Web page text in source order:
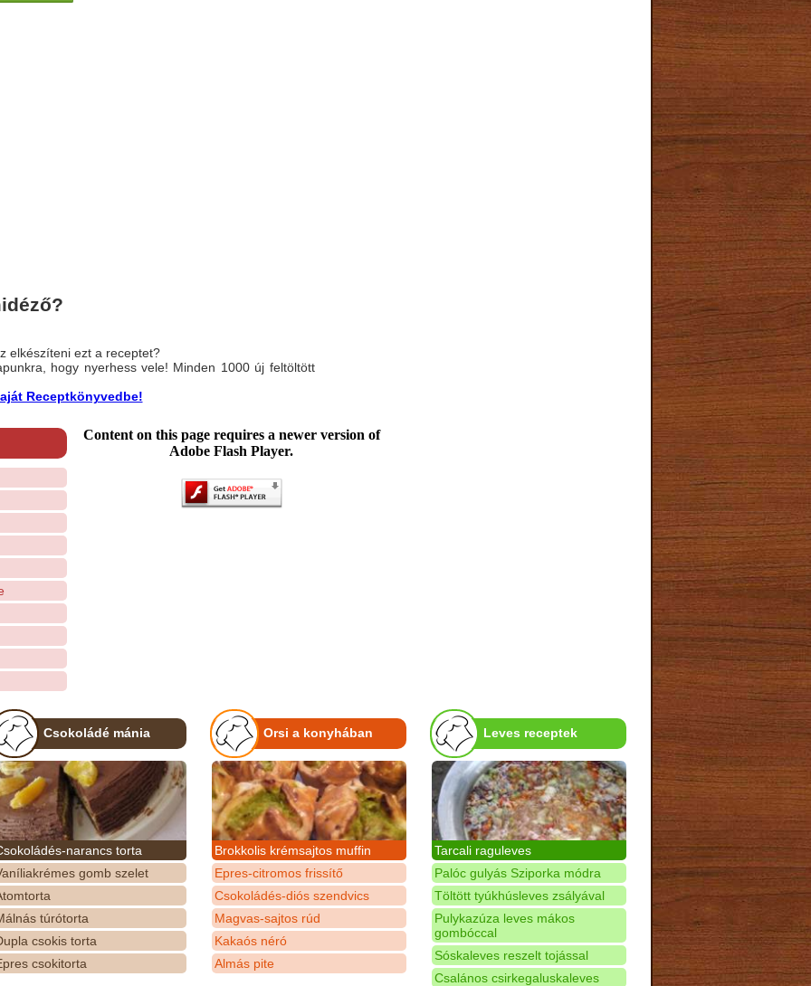
elkészíteni ezt a receptet?
hogy nyerhess vele! Minden 1000 új feltöltött
Receptkönyvedbe!
Content on this page requires a newer version of
Adobe Flash Player.
Csokoládé mánia
narancs torta
gomb szelet
túrótorta
csokis torta
csokitorta
Orsi a konyhában
Brokkolis krémsajtos muffin
Epres-citromos frissítő
Csokoládés-diós szendvics
Magvas-sajtos rúd
Kakaós néró
Almás pite
Leves receptek
Tarcali raguleves
Palóc gulyás Sziporka módra
Töltött tyúkhúsleves zsályával
Pulykazúza leves mákos
gombóccal
Sóskaleves reszelt tojással
Csalános csirkegaluskaleves